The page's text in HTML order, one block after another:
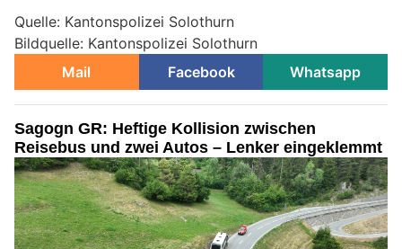
Quelle: Kantonspolizei Solothurn
Bildquelle: Kantonspolizei Solothurn
Mail
Facebook Whatsapp
Sagogn GR: Heftige Kollision zwischen
Reisebus und zwei Autos – Lenker eingeklemmt